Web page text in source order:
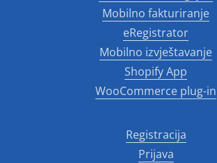
Mobilno fakturiranje
eRegistrator
Mobilno izvještavanje
Shopify App
WooCommerce plug-in
Registracija
Prijava